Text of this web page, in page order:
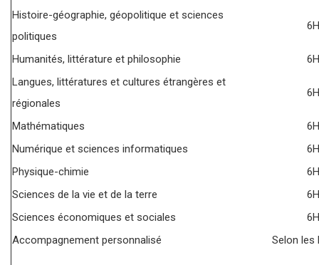
Histoire-géographie, géopolitique et sciences
politiques
6H
Humanités, littérature et philosophie
6H
Langues, littératures et cultures étrangères et
régionales
6H
Mathématiques
6H
Numérique et sciences informatiques
6H
Physique-chimie
6H
Sciences de la vie et de la terre
6H
Sciences économiques et sociales
6H
Accompagnement personnalisé
Selon les